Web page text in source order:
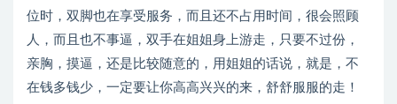
位时，双脚也在享受服务，而且还不占用时间，很会照顾
人，而且也不事逼，双手在姐姐身上游走，只要不过份，
亲胸，摸逼，还是比较随意的，用姐姐的话说，就是，不
在钱多钱少，一定要让你高高兴兴的来，舒舒服服的走！